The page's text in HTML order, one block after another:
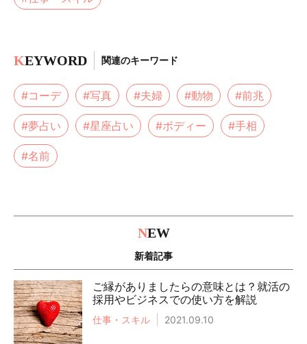
KEYWORD 関連のキーワード
#コーデ #写真 #夫婦 #動物 #前兆
#夢占い #星座占い #ボディー #手相
#名前
NEW
新着記事
ご縁がありましたらの意味とは？就活の
採用やビジネスでの使い方を解説
仕事・スキル 2021.09.10